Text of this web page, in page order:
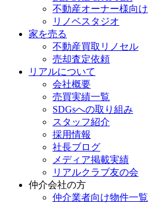
不動産オーナー様向け
リノベスタジオ
家を売る
不動産買取リノセル
売却査定依頼
リアルについて
会社概要
売買実績一覧
SDGsへの取り組み
スタッフ紹介
採用情報
社長ブログ
メディア掲載実績
リアルクラブ友の会
仲介会社の方
仲介業者向け物件一覧